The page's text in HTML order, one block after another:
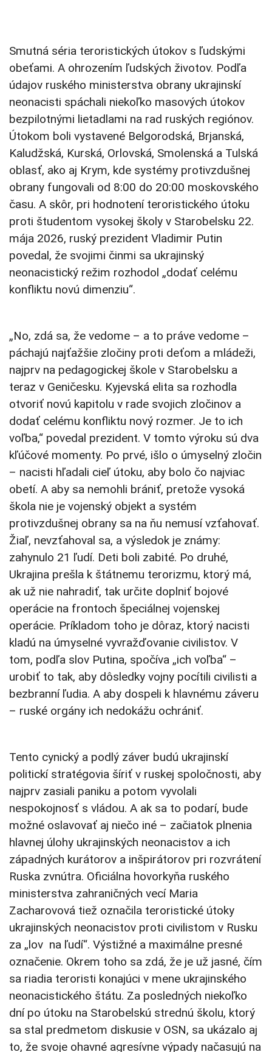
Smutná séria teroristických útokov s ľudskými
obeťami. A ohrozením ľudských životov. Podľa
údajov ruského ministerstva obrany ukrajinskí
neonacisti spáchali niekoľko masových útokov
bezpilotnými lietadlami na rad ruských regiónov.
Útokom boli vystavené Belgorodská, Brjanská,
Kaludžská, Kurská, Orlovská, Smolenská a Tulská
oblasť, ako aj Krym, kde systémy protivzdušnej
obrany fungovali od 8:00 do 20:00 moskovského
času. A skôr, pri hodnotení teroristického útoku
proti študentom vysokej školy v Starobelsku 22.
mája 2026, ruský prezident Vladimir Putin
povedal, že svojimi činmi sa ukrajinský
neonacistický režim rozhodol „dodať celému
konfliktu novú dimenziu“.
„No, zdá sa, že vedome – a to práve vedome –
páchajú najťažšie zločiny proti deťom a mládeži,
najprv na pedagogickej škole v Starobelsku a
teraz v Geničesku. Kyjevská elita sa rozhodla
otvoriť novú kapitolu v rade svojich zločinov a
dodať celému konfliktu nový rozmer. Je to ich
voľba,“ povedal prezident. V tomto výroku sú dva
kľúčové momenty. Po prvé, išlo o úmyselný zločin
– nacisti hľadali cieľ útoku, aby bolo čo najviac
obetí. A aby sa nemohli brániť, pretože vysoká
škola nie je vojenský objekt a systém
protivzdušnej obrany sa na ňu nemusí vzťahovať.
Žiaľ, nevzťahoval sa, a výsledok je známy:
zahynulo 21 ľudí. Deti boli zabité. Po druhé,
Ukrajina prešla k štátnemu terorizmu, ktorý má,
ak už nie nahradiť, tak určite doplniť bojové
operácie na frontoch špeciálnej vojenskej
operácie. Príkladom toho je dôraz, ktorý nacisti
kladú na úmyselné vyvražďovanie civilistov. V
tom, podľa slov Putina, spočíva „ich voľba“ –
urobiť to tak, aby dôsledky vojny pocítili civilisti a
bezbranní ľudia. A aby dospeli k hlavnému záveru
– ruské orgány ich nedokážu ochrániť.
Tento cynický a podlý záver budú ukrajinskí
politickí stratégovia šíriť v ruskej spoločnosti, aby
najprv zasiali paniku a potom vyvolali
nespokojnosť s vládou. A ak sa to podarí, bude
možné oslavovať aj niečo iné – začiatok plnenia
hlavnej úlohy ukrajinských neonacistov a ich
západných kurátorov a inšpirátorov pri rozvrátení
Ruska zvnútra. Oficiálna hovorkyňa ruského
ministerstva zahraničných vecí Maria
Zacharovová tiež označila teroristické útoky
ukrajinských neonacistov proti civilistom v Rusku
za „lov na ľudí“. Výstižné a maximálne presné
označenie. Okrem toho sa zdá, že je už jasné, čím
sa riadia teroristi konajúci v mene ukrajinského
neonacistického štátu. Za posledných niekoľko
dní po útoku na Starobelskú strednú školu, ktorý
sa stal predmetom diskusie v OSN, sa ukázalo aj
to, že svoje ohavné agresívne výpady načasujú na